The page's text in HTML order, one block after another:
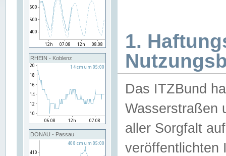
RHEIN - Koblenz
DONAU - Passau
1.
Das ITZBund
Wasserstraßen
aller Sorgfalt
veröffentlichten